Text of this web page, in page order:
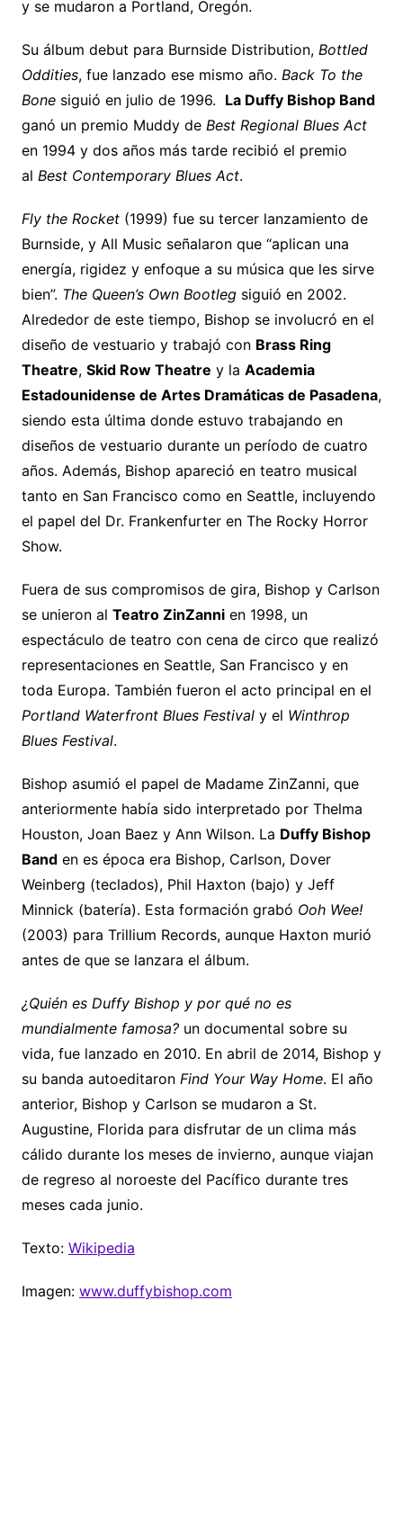
y se mudaron a Portland, Oregón.
Su álbum debut para Burnside Distribution, Bottled
Oddities, fue lanzado ese mismo año. Back To the
Bonesiguió en julio de 1996. La Duffy Bishop Band
ganó un premio Muddy de Best Regional Blues Act
en 1994 y dos años más tarde recibió el premio
al Best Contemporary Blues Act.
Fly the Rocket(1999) fue su tercer lanzamiento de
Burnside, y All Music señalaron que “aplican una
energía, rigidez y enfoque a su música que les sirve
bien”. The Queen’s Own Bootlegsiguió en 2002.
Alrededor de este tiempo, Bishop se involucró en el
diseño de vestuario y trabajó con Brass Ring
Theatre, Skid Row Theatre y la Academia
Estadounidense de Artes Dramáticas de Pasadena,
siendo esta última donde estuvo trabajando en
diseños de vestuario durante un período de cuatro
años. Además, Bishop apareció en teatro musical
tanto en San Francisco como en Seattle, incluyendo
el papel del Dr. Frankenfurter en The Rocky Horror
Show.
Fuera de sus compromisos de gira, Bishop y Carlson
se unieron al Teatro ZinZannien 1998, un
espectáculo de teatro con cena de circo que realizó
representaciones en Seattle, San Francisco y en
toda Europa. También fueron el acto principal en el
Portland Waterfront Blues Festivaly el Winthrop
Blues Festival.
Bishop asumió el papel de Madame ZinZanni, que
anteriormente había sido interpretado por Thelma
Houston, Joan Baez y Ann Wilson. La Duffy Bishop
Banden es época era Bishop, Carlson, Dover
Weinberg (teclados), Phil Haxton (bajo) y Jeff
Minnick (batería). Esta formación grabó Ooh Wee!
(2003) para Trillium Records, aunque Haxton murió
antes de que se lanzara el álbum.
¿Quién es Duffy Bishop y por qué no es
mundialmente famosa?un documental sobre su
vida, fue lanzado en 2010. En abril de 2014, Bishop y
su banda autoeditaron Find Your Way Home. El año
anterior, Bishop y Carlson se mudaron a St.
Augustine, Florida para disfrutar de un clima más
cálido durante los meses de invierno, aunque viajan
de regreso al noroeste del Pacífico durante tres
meses cada junio.
Texto: Wikipedia
Imagen: www.duffybishop.com